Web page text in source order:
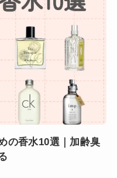
の香水10選｜加齢臭